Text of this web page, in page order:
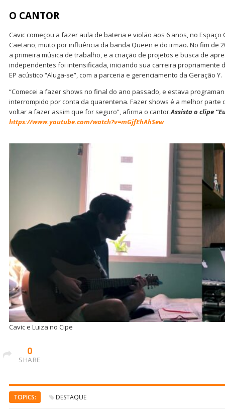
O CANTOR
Cavic começou a fazer aula de bateria e violão aos 6 anos, no Espaço
Caetano, muito por influência da banda Queen e do irmão. No fim de
a primeira música de trabalho, e a criação de projetos e busca de
independentes foi intensificada, iniciando sua carreira propriamente
EP acústico “Aluga-se”, com a parceria e gerenciamento da Geração Y.
“Comecei a fazer shows no final do ano passado, e estava
interrompido por conta da quarentena. Fazer shows é a melhor parte
voltar a fazer assim que for seguro”, afirma o cantor.Assista o clipe
https://www.youtube.com/watch?v=mGjfEhAhSew
Cavic e Luiza no Cipe
0
SHARE
TOPICS: DESTAQUE